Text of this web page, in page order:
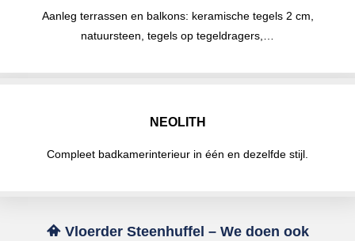
Aanleg terrassen en balkons: keramische tegels 2 cm,
natuursteen, tegels op tegeldragers,…
NEOLITH
Compleet badkamerinterieur in één en dezelfde stijl.
Vloerder Steenhuffel – We doen ook